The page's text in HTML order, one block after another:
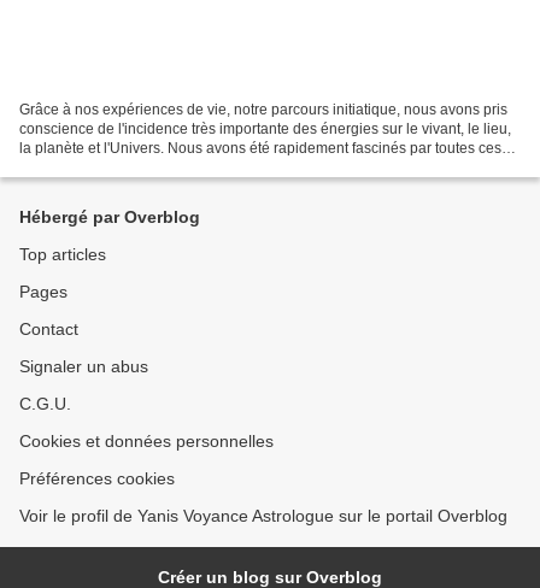
Grâce à nos expériences de vie, notre parcours initiatique, nous avons pris
conscience de l'incidence très importante des énergies sur le vivant, le lieu,
la planète et l'Univers. Nous avons été rapidement fascinés par toutes ces
Hébergé par Overblog
Top articles
Pages
Contact
Signaler un abus
C.G.U.
Cookies et données personnelles
Préférences cookies
Voir le profil de Yanis Voyance Astrologue sur le portail Overblog
Créer un blog sur Overblog